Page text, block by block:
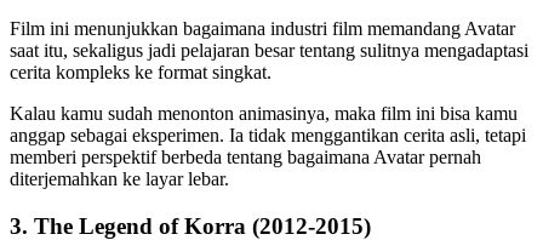
Film ini menunjukkan bagaimana industri film memandang Avatar
saat itu, sekaligus jadi pelajaran besar tentang sulitnya mengadaptasi
cerita kompleks ke format singkat.
Kalau kamu sudah menonton animasinya, maka film ini bisa kamu
anggap sebagai eksperimen. Ia tidak menggantikan cerita asli, tetapi
memberi perspektif berbeda tentang bagaimana Avatar pernah
diterjemahkan ke layar lebar.
3. The Legend of Korra (2012-2015)